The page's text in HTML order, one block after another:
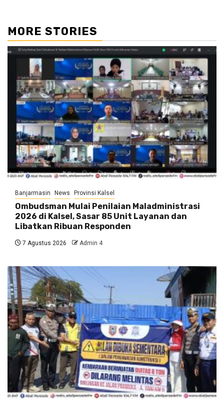
MORE STORIES
Banjarmasin News Provinsi Kalsel
Ombudsman Mulai Penilaian Maladministrasi
2026 di Kalsel, Sasar 85 Unit Layanan dan
Libatkan Ribuan Responden
7 Agustus 2026 Admin 4